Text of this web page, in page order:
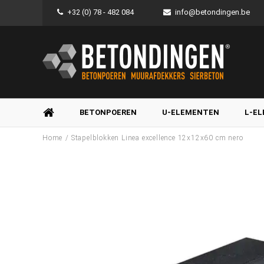
+32 (0) 78 - 482 084 info@betondingen.be
BETONPOEREN U-ELEMENTEN L-
Home / Stapelblokken Linea excellence 12x12x60 cm nero